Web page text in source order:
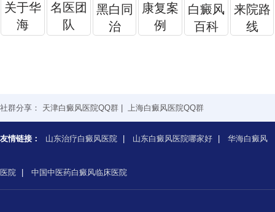
关于华
海
名医团
队
黑白同
治
康复案
例
白癜风
百科
来院路
线
社群分享： 天津白癜风医院QQ群 上海白癜风医院QQ群
友情链接： 山东治疗白癜风医院 山东白癜风医院哪家好 华海白癜风
医院 中国中医药白癜风临床医院